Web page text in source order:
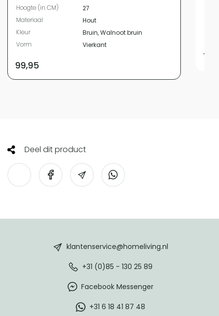
Hoogte (in CM)
27
Materiaal
Hout
Kleur
Bruin, Walnoot bruin
Vorm
Vierkant
99,95
Deel dit product
klantenservice@homeliving.nl
+31 (0)85 - 130 25 89
Facebook Messenger
+31 6 18 41 87 48